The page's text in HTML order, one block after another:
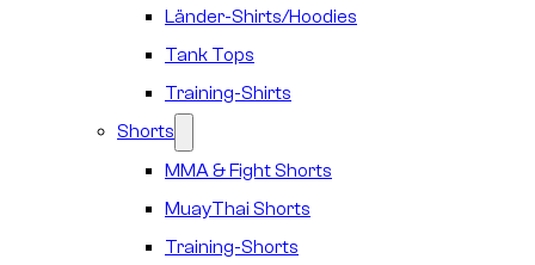
Länder-Shirts/Hoodies
Tank Tops
Training-Shirts
Shorts
MMA & Fight Shorts
MuayThai Shorts
Training-Shorts